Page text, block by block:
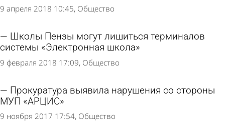
9 апреля 2018 10:45 Общество
Школы Пензы могут лишиться терминалов
системы «Электронная школа»
9 февраля 2018 17:09 Общество
Прокуратура выявила нарушения со стороны
МУП «АРЦИС»
9 ноября 2017 17:54 Общество